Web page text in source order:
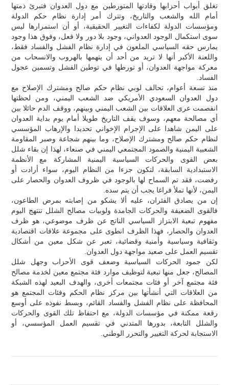
تغلق أبواب أحزابها وقادتها المتورطين مع دول العدوان فتبرئ ذمتها
أمام الله والشعب والتاريخ، وتترك أمر إدارة نظام حكم الدولة
ومؤسسات الدولة لكفاءات التغيير الحقيقية، أو أن استمرارها ليس
سوى استكمال الوجود العدواني، وجود بلا دور ولا فعل، وفوق هذا وجود
يمارس حقه السياسي الملعون في إدارة نظام الفشل والفساد فقط،
واللعنة الأكبر أنها لا تريد من أحد أن يتهمها بالهروب والانسحاب من
معركة مواجهة العدوان، أو تورطها في توطين الفشل وتسمين عجول
الفساد.
منذ تسعة أعوام، تحالف لوبي نظام حكم صالح ومشترك الإصلاح مع
دول العدوان السعودي الأمريكي ضد الشعب اليمني، ومن لحظتها
انفصمت عرى العلاقات بين الشعب اليمني وبينهم، ووقف الدم حائلا بين
أي مصالحة معهم، وسوف يقف التاريخ طويلا أمام يوم بداية العدوان
على اليمن شاهدا على الإجرام الإخواني تحديدا والإرهاب المؤسسي
لنظام حكم صالح ومشترك الإصلاح، وما بينهم شجاعة وصبر المقاومة
الشعبية اليمنية والصمود المجتمعي اليمني في صنعاء، لهذا إن بقاء شلل
بعض القوى والحركات السياسية اليمنية المشاركة مع الأنظمة
الاستبدادية السابقة، لتكون جزءا من النظام اليوم، سواء أرادت أو
رفضت، فقد تم السماح لها بالوجود في ظروف العدوان والحصار على
اليمن، لأنها تملأ فراغا يجب أن يتم سده.
إن من يصادق الفئران، عليه ألا يشكو من إصابته بمرض الطاعون،
فالقوى الضعيفة والحركات الجامدة ولوبيات مصالح الشلل تنتهج اليوم
مفهوم تبعية الابتزاز السياسي الناتج عن ظرف موضوعي، هو ظرف
العدوان والحصار، فهذا الظرف انطوى على مجموعة علاقات اقتصادية
وثقافية وسياسية وأمنية وقضائية، تعبر عن شكل معين من أشكال
تقسيم العمل على صعيد مواجهة دول العدوان.
لكن جمود الحركات السياسية وضعف قوى الأحزاب وجهل شلل
المصالح، جعل منها تبعية لتوظيف موارد فئة مجتمع معين لخدمة مصالح
فئة مجتمع آخر أو فئات مجتمعات أخرى، والهدف البعيد لهذه الشبكة
من العلاقات التي أنشأتها بين مركز نظام الحكم وفئات المجتمع هو
المحافظة على نظام الفشل والفساد القائم، وبسط نفوذه على أوسع
رقعة ممكنة في مؤسسات الدولة، مع احتفاظ تلك القوى والحركات
والشلل التابعة، بدورها المتدني في تقسيم العمل المؤسسي، أو
الاستجابة لحركة التغيير والتحرر الوطني.